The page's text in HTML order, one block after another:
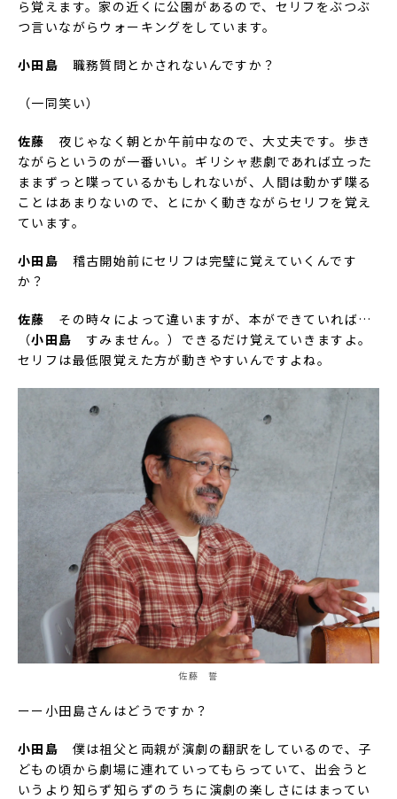
ら覚えます。家の近くに公園があるので、セリフをぶつぶ
つ言いながらウォーキングをしています。
小田島 職務質問とかされないんですか？
（一同笑い）
佐藤 夜じゃなく朝とか午前中なので、大丈夫です。歩き
ながらというのが一番いい。ギリシャ悲劇であれば立った
ままずっと喋っているかもしれないが、人間は動かず喋る
ことはあまりないので、とにかく動きながらセリフを覚え
ています。
小田島 稽古開始前にセリフは完璧に覚えていくんです
か？
佐藤 その時々によって違いますが、本ができていれば…
（小田島 すみません。）できるだけ覚えていきますよ。
セリフは最低限覚えた方が動きやすいんですよね。
佐藤 誓
ーー小田島さんはどうですか？
小田島 僕は祖父と両親が演劇の翻訳をしているので、子
どもの頃から劇場に連れていってもらっていて、出会うと
いうより知らず知らずのうちに演劇の楽しさにはまってい